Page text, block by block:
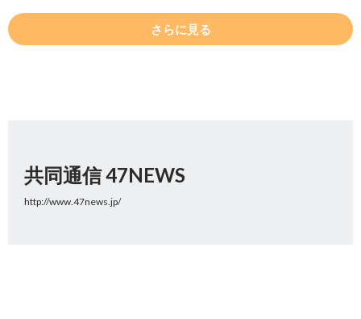
さらに見る
共同通信 47NEWS
http://www.47news.jp/